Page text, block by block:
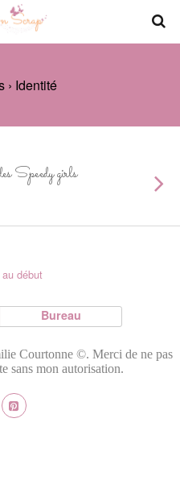
› Identité
Speedy girls
début
Bureau
Courtonne ©. Merci de ne pas
sans mon autorisation.